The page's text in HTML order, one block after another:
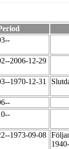
2006-12-29
1970-12-31
1973-09-08